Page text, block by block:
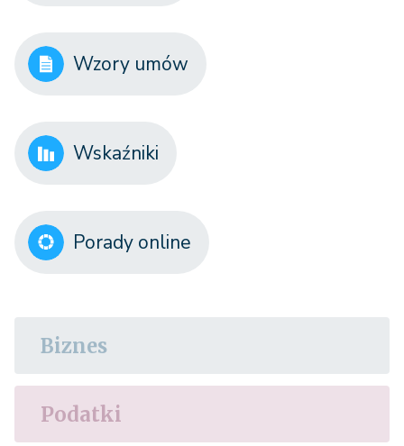
Wzory umów
Wskaźniki
Porady online
Biznes
Podatki